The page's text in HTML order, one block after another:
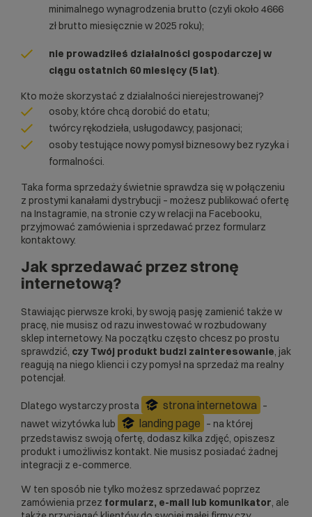
minimalnego wynagrodzenia brutto (czyli około 4666
zł brutto miesięcznie w 2025 roku);
nie prowadziłeś działalności gospodarczej w
ciągu ostatnich 60 miesięcy (5 lat).
Kto może skorzystać z działalności nierejestrowanej?
osoby, które chcą dorobić do etatu;
twórcy rękodzieła, usługodawcy, pasjonaci;
osoby testujące nowy pomysł biznesowy bez ryzyka i
formalności.
Taka forma sprzedaży świetnie sprawdza się w połączeniu
z prostymi kanałami dystrybucji – możesz publikować ofertę
na Instagramie, na stronie czy w relacji na Facebooku,
przyjmować zamówienia i sprzedawać przez formularz
kontaktowy.
Jak sprzedawać przez stronę
internetową?
Stawiając pierwsze kroki, by swoją pasję zamienić także w
pracę, nie musisz od razu inwestować w rozbudowany
sklep internetowy. Na początku często chcesz po prostu
sprawdzić, czy Twój produkt budzi zainteresowanie, jak
reagują na niego klienci i czy pomysł na sprzedaż ma realny
potencjał.
Dlatego wystarczy prosta strona internetowa –
nawet wizytówka lub
landing page – na której
przedstawisz swoją ofertę, dodasz kilka zdjęć, opiszesz
produkt i umożliwisz kontakt. Nie musisz posiadać żadnej
integracji z e-commerce.
W ten sposób nie tylko możesz sprzedawać poprzez
zamówienia przez formularz, e-mail lub komunikator, ale